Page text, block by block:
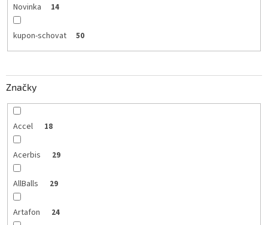
Novinka 14
kupon-schovat 50
Značky
Accel 18
Acerbis 29
AllBalls 29
Artafon 24